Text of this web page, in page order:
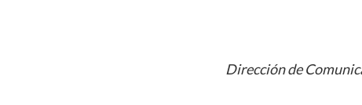
Dirección de